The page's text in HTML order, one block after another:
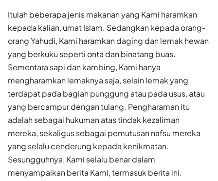
Itulah beberapa jenis makanan yang Kami haramkan
kepada kalian, umat Islam. Sedangkan kepada orang-
orang Yahudi, Kami haramkan daging dan lemak hewan
yang berkuku seperti onta dan binatang buas.
Sementara sapi dan kambing, Kami hanya
mengharamkan lemaknya saja, selain lemak yang
terdapat pada bagian punggung atau pada usus, atau
yang bercampur dengan tulang. Pengharaman itu
adalah sebagai hukuman atas tindak kezaliman
mereka, sekaligus sebagai pemutusan nafsu mereka
yang selalu cenderung kepada kenikmatan.
Sesungguhnya, Kami selalu benar dalam
menyampaikan berita Kami, termasuk berita ini.